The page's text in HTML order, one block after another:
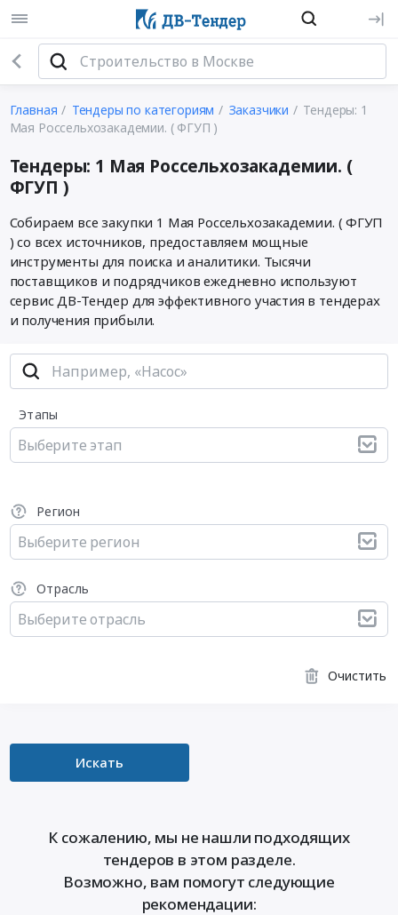
Главная Тендеры по категориям Заказчики
Тендеры: 1
Мая Россельхозакадемии. ( ФГУП )
Тендеры: 1 Мая Россельхозакадемии. (
ФГУП )
Собираем все закупки 1 Мая Россельхозакадемии. ( ФГУП
) со всех источников, предоставляем мощные
инструменты для поиска и аналитики. Тысячи
поставщиков и подрядчиков ежедневно используют
сервис ДВ-Тендер для эффективного участия в тендерах
и получения прибыли.
Этапы
Выберите этап
Регион
Выберите регион
Отрасль
Выберите отрасль
Очистить
Искать
К сожалению, мы не нашли подходящих
тендеров в этом разделе.
Возможно, вам помогут следующие
рекомендации: